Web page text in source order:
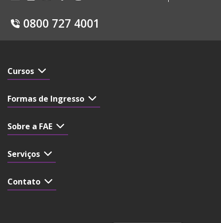
0800 727 4001
Cursos
Formas de Ingresso
Sobre a FAE
Serviços
Contato